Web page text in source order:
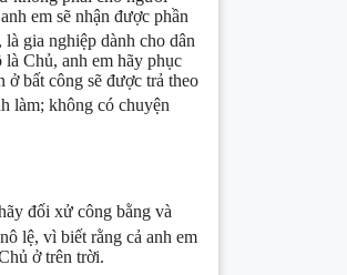
em sẽ nhận được phần
gia nghiệp dành cho dân
Chủ, anh em hãy phục
ở bất công sẽ được trả theo
làm; không có chuyện
đối xử công bằng và
lệ, vì biết rằng cả anh em
ở trên trời.